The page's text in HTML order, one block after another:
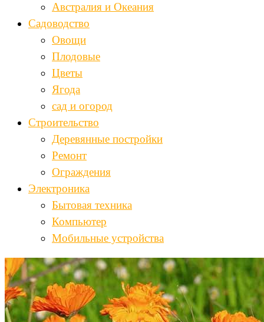
Австралия и Океания
Садоводство
Овощи
Плодовые
Цветы
Ягода
сад и огород
Строительство
Деревянные постройки
Ремонт
Ограждения
Электроника
Бытовая техника
Компьютер
Мобильные устройства